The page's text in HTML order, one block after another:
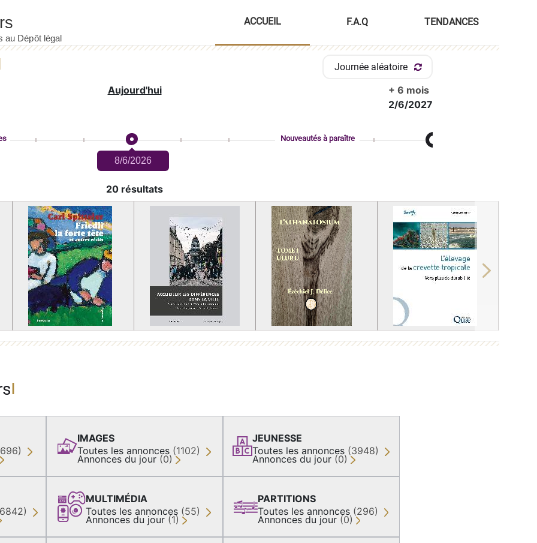
ACCUEIL F.A.Q TENDANCES
Journée aléatoire
Aujourd'hui
+ 6 mois
2/6/2027
8/6/2026
Nouveautés à paraître
20 résultats
Next
IMAGES
Toutes les annonces (1102)
Annonces du jour (0)
MULTIMÉDIA
Toutes les annonces (55)
Annonces du jour (1)
JEUNESSE
Toutes les annonces (3948)
Annonces du jour (0)
PARTITIONS
Toutes les annonces (296)
Annonces du jour (0)